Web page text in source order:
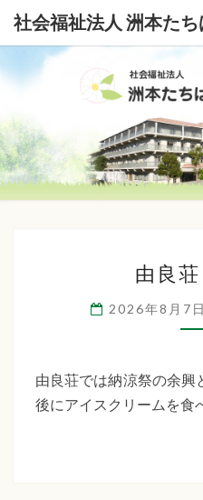
社会福祉法人 洲本た
由良
2026年8月7日
由良荘では納涼祭の余興
後にアイスクリームを食